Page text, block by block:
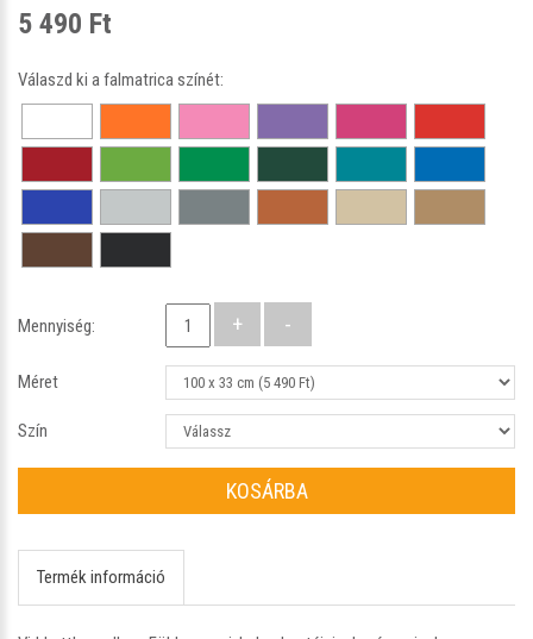
5 490 Ft
Válaszd ki a falmatrica színét:
Mennyiség:
Méret
Szín
KOSÁRBA
Termék információ